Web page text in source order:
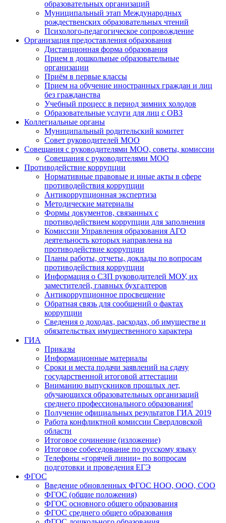
образовательных организаций
Муниципальный этап Международных
рождественских образовательных чтений
Психолого-педагогическое сопровождение
Организация предоставления образования
Дистанционная форма образования
Прием в дошкольные образовательные
организации
Приём в первые классы
Прием на обучение иностранных граждан и лиц
без гражданства
Учебный процесс в период зимних холодов
Образовательные услуги для лиц с ОВЗ
Коллегиальные органы
Муниципальный родительский комитет
Совет руководителей МОО
Совещания с руководителями МОО, советы, комиссии
Совещания с руководителями МОО
Противодействие коррупции
Нормативные правовые и иные акты в сфере
противодействия коррупции
Антикоррупционная экспертиза
Методические материалы
Формы документов, связанных с
противодействием коррупции для заполнения
Комиссии Управления образования АГО
деятельность которых направлена на
противодействие коррупции
Планы работы, отчеты, доклады по вопросам
противодействия коррупции
Информация о СЗП руководителей МОУ, их
заместителей, главных бухгалтеров
Антикоррупционное просвещение
Обратная связь для сообщений о фактах
коррупции
Сведения о доходах, расходах, об имуществе и
обязательствах имущественного характера
ГИА
Приказы
Информационные материалы
Сроки и места подачи заявлений на сдачу
государственной итоговой аттестации
Вниманию выпускников прошлых лет,
обучающихся образовательных организаций
среднего профессионального образования!
Получение официальных результатов ГИА 2019
Работа конфликтной комиссии Свердловской
области
Итоговое сочинение (изложение)
Итоговое собеседование по русскому языку
Телефоны «горячей линии» по вопросам
подготовки и проведения ЕГЭ
ФГОС
Введение обновленных ФГОС НОО, ООО, СОО
ФГОС (общие положения)
ФГОС основного общего образования
ФГОС среднего общего образования